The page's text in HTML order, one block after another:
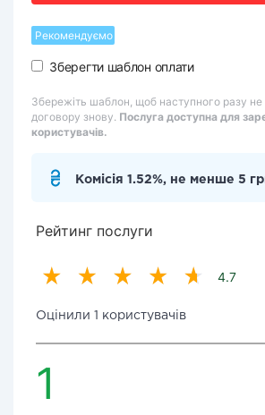
Рекомендуємо
Зберегти шаблон оплати
Збережіть шаблон, щоб наступного разу
договору знову. Послуга доступна для
користувачів.
Комісія 1.52%, не менше 5
Рейтинг послуги
4.7
Оцінили 1 користувачів
1